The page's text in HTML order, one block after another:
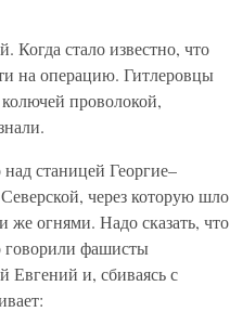
Когда стало известно, что
на операцию. Гитлеровцы
проволокой,
станицей Георгие–
через которую шло
же огнями. Надо сказать, что
говорили фашисты
и, сбиваясь с